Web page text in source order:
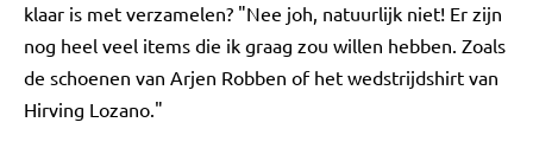
klaar is met verzamelen? "Nee joh, natuurlijk niet! Er zijn
nog heel veel items die ik graag zou willen hebben. Zoals
de schoenen van Arjen Robben of het wedstrijdshirt van
Hirving Lozano."